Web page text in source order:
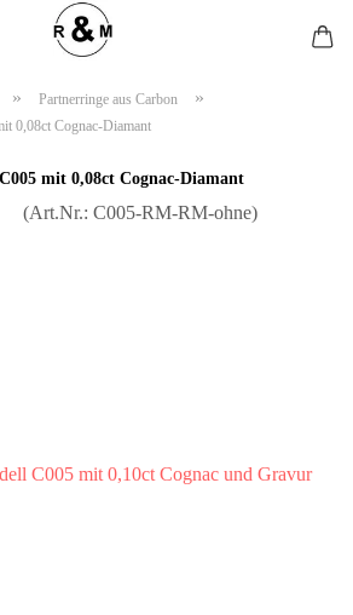
» Partnerringe aus Carbon »
0,08ct Cognac-Diamant
mit 0,08ct Cognac-Diamant
(Art.Nr.: C005-RM-RM-ohne)